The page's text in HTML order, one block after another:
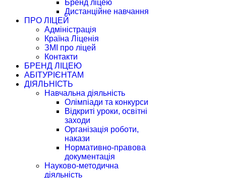
Бренд ліцею
Дистанційне навчання
ПРО ЛІЦЕЙ
Адміністрація
Країна Ліценія
ЗМІ про ліцей
Контакти
БРЕНД ЛІЦЕЮ
АБІТУРІЄНТАМ
ДІЯЛЬНІСТЬ
Навчальна діяльність
Олімпіади та конкурси
Відкриті уроки, освітні
заходи
Організація роботи,
накази
Нормативно-правова
документація
Науково-методична
діяльність